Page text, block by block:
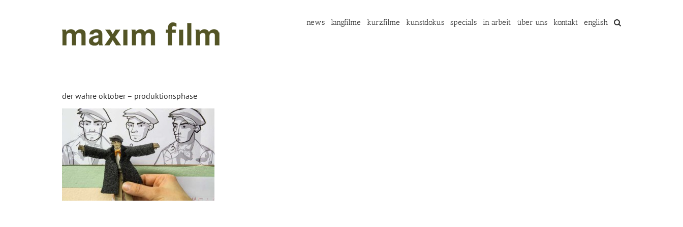
news langfilme kurzfilme kunstdokus specials in arbeit über uns kontakt english
der wahre oktober – produktionsphase